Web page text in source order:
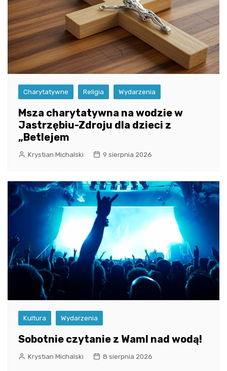
Charytatywne Religia Wydarzenia
Msza charytatywna na wodzie w
Jastrzębiu-Zdroju dla dzieci z
„Betlejem
Krystian Michalski 9 sierpnia 2026
Kultura Wydarzenia
Sobotnie czytanie z WamI nad wodą!
Krystian Michalski 8 sierpnia 2026